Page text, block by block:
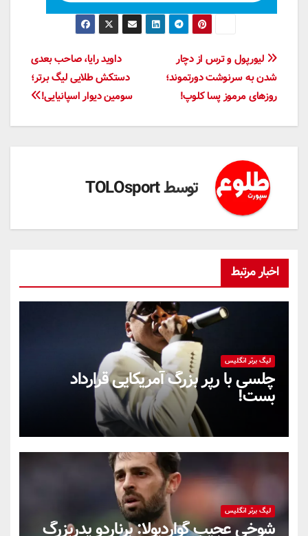
راهبری
نوشته
داوید رایا، صاحب بعدی
دستکش طلایی لیگ برتر؛
سومین دیوار اسپانیایی!
لیورپول و ترس از دچار
شدن به سرنوشت دورتموند؛
روزهای مرموز پسا کلوپ!
توسطTOLOsport
اخبار مرتبط
لیگ برتر انگلیس
چلسی با رپر بزرگ آمریکایی قرارداد
بست!
لیگ برتر انگلیس
شوخی عجیب گواردیولا: برناردو پدربزرگ